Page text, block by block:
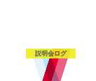
説明会ログ